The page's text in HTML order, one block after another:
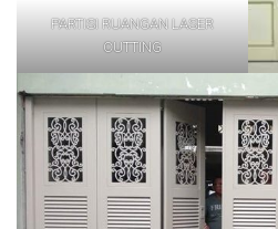
PARTISI RUANGAN LASER
CUTTING